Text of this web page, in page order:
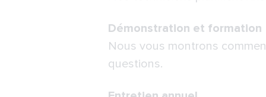
Démonstration et formation
Nous vous montrons
questions.